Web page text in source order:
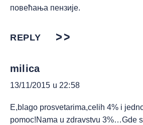
повећања пензије.
REPLY
milica
13/11/2015 u 22:58
E,blago prosvetarima,celih 4% i
pomoc!Nama u zdravstvu 3%…Gde